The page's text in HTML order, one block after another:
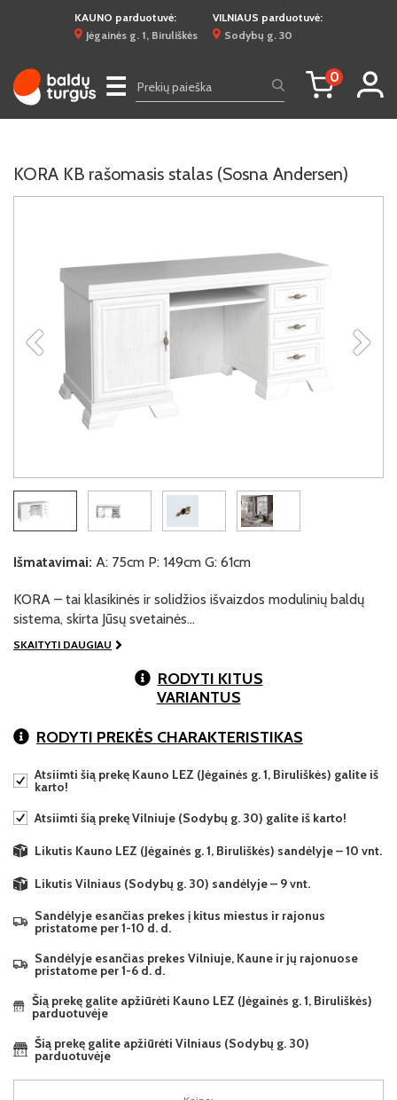
KAUNO parduotuvė:
Jėgainės g. 1, Biruliškės
VILNIAUS parduotuvė:
Sodybų g. 30
☰ 0
KORA KB rašomasis stalas (Sosna Andersen)
Išmatavimai: A: 75cm P: 149cm G: 61cm
KORA – tai klasikinės ir solidžios išvaizdos modulinių baldų
sistema, skirta Jūsų svetainės…
SKAITYTI DAUGIAU
RODYTI KITUS
VARIANTUS
RODYTI PREKĖS CHARAKTERISTIKAS
Atsiimti šią prekę Kauno LEZ (Jėgainės g. 1, Biruliškės) galite iš
karto!
Atsiimti šią prekę Vilniuje (Sodybų g. 30) galite iš karto!
Likutis Kauno LEZ (Jėgainės g. 1, Biruliškės) sandėlyje – 10 vnt.
Likutis Vilniaus (Sodybų g. 30) sandėlyje – 9 vnt.
Sandėlyje esančias prekes į kitus miestus ir rajonus
pristatome per 1-10 d. d.
Sandėlyje esančias prekes Vilniuje, Kaune ir jų rajonuose
pristatome per 1-6 d. d.
Šią prekę galite apžiūrėti Kauno LEZ (Jėgainės g. 1, Biruliškės)
parduotuvėje
Šią prekę galite apžiūrėti Vilniaus (Sodybų g. 30)
parduotuvėje